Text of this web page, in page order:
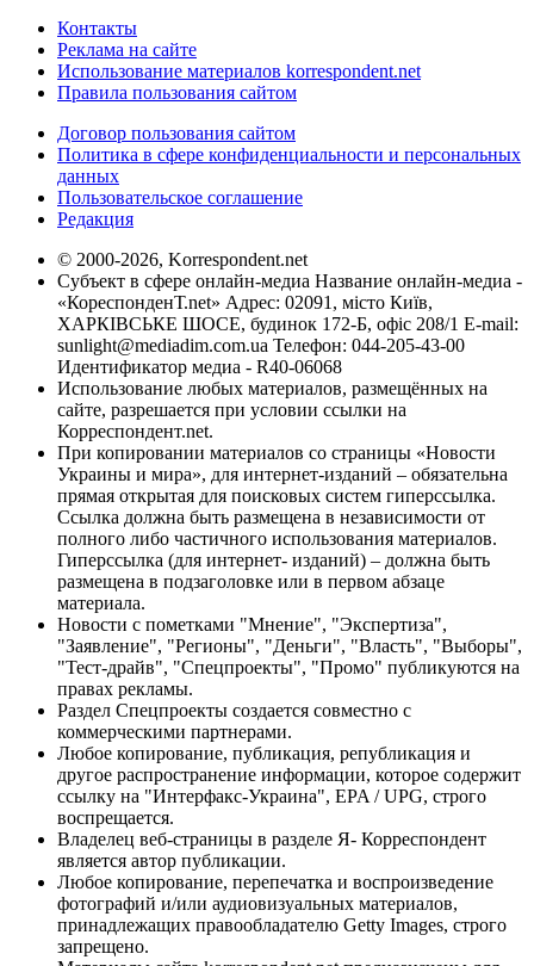
Контакты
Реклама на сайте
Использование материалов korrespondent.net
Правила пользования сайтом
Договор пользования сайтом
Политика в сфере конфиденциальности и персональных
данных
Пользовательское соглашение
Редакция
© 2000-2026, Korrespondent.net
Субъект в сфере онлайн-медиа Название онлайн-медиа -
«КореспонденТ.net» Адрес: 02091, місто Київ,
ХАРКІВСЬКЕ ШОСЕ, будинок 172-Б, офіс 208/1 E-mail:
sunlight@mediadim.com.ua Телефон: 044-205-43-00
Идентификатор медиа - R40-06068
Использование любых материалов, размещённых на
сайте, разрешается при условии ссылки на
Корреспондент.net.
При копировании материалов со страницы «Новости
Украины и мира», для интернет-изданий – обязательна
прямая открытая для поисковых систем гиперссылка.
Ссылка должна быть размещена в независимости от
полного либо частичного использования материалов.
Гиперссылка (для интернет- изданий) – должна быть
размещена в подзаголовке или в первом абзаце
материала.
Новости с пометками "Мнение", "Экспертиза",
"Заявление", "Регионы", "Деньги", "Власть", "Выборы",
"Тест-драйв", "Спецпроекты", "Промо" публикуются на
правах рекламы.
Раздел Спецпроекты создается совместно с
коммерческими партнерами.
Любое копирование, публикация, републикация и
другое распространение информации, которое содержит
ссылку на "Интерфакс-Украина", EPA / UPG, строго
воспрещается.
Владелец веб-страницы в разделе Я- Корреспондент
является автор публикации.
Любое копирование, перепечатка и воспроизведение
фотографий и/или аудиовизуальных материалов,
принадлежащих правообладателю Getty Images, строго
запрещено.